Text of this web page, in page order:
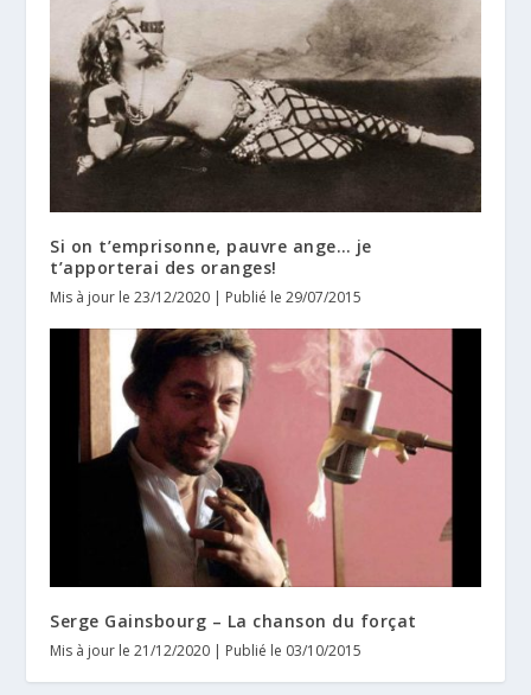
Si on t’emprisonne, pauvre ange… je
t’apporterai des oranges!
Mis à jour le 23/12/2020 | Publié le 29/07/2015
Serge Gainsbourg – La chanson du forçat
Mis à jour le 21/12/2020 | Publié le 03/10/2015